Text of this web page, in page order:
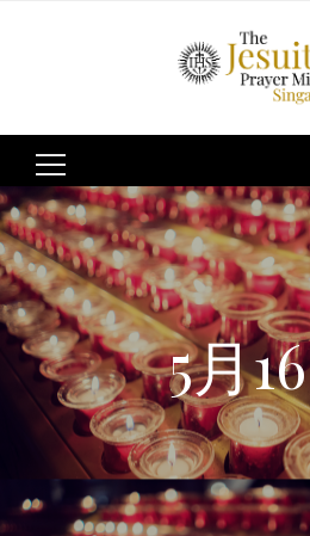
Search
for:
5月